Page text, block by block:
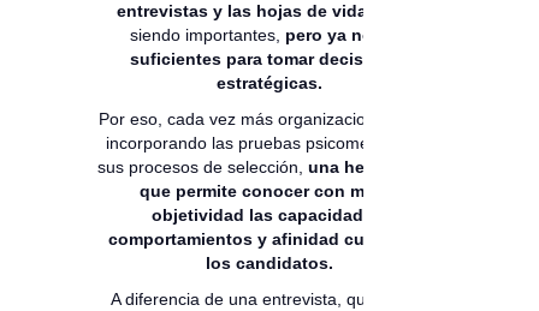
entrevistas y las hojas de vida
siendo importantes, pero ya no son
suficientes para tomar decisiones
estratégicas.
Por eso, cada vez más organizaciones están
incorporando las pruebas psicométricas en
sus procesos de selección, una herramienta
que permite conocer con mayor
objetividad las capacidades,
comportamientos y afinidad cultural de
los candidatos.
A diferencia de una entrevista, que puede